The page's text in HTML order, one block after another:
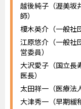
越後純子（渥美坂
師）
榎木英介（一般社
江原悠介（一般社
営委員）
大沢愛子（国立長
医長）
太田祥一（医療法
大津秀一（早期緩